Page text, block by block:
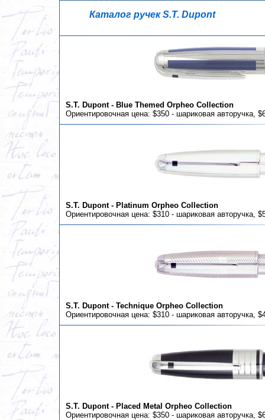
Каталог ручек S.T. Dupont
S.T. Dupont - Blue Themed Orpheo Collection
Ориентировочная цена: $350 - шариковая авторучка,
S.T. Dupont - Platinum Orpheo Collection
Ориентировочная цена: $310 - шариковая авторучка,
S.T. Dupont - Technique Orpheo Collection
Ориентировочная цена: $310 - шариковая авторучка,
S.T. Dupont - Placed Metal Orpheo Collection
Ориентировочная цена: $350 - шариковая авторучка,